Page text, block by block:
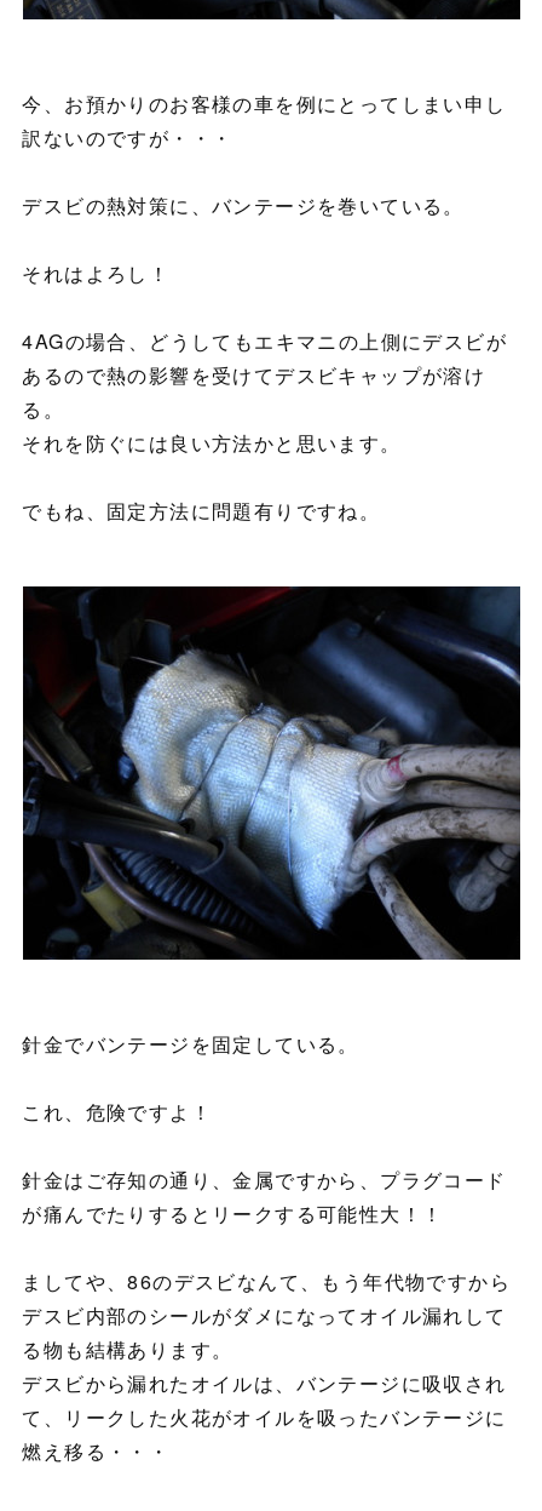
今、お預かりのお客様の車を例にとってしまい申し
訳ないのですが・・・
デスビの熱対策に、バンテージを巻いている。
それはよろし！
4AGの場合、どうしてもエキマニの上側にデスビが
あるので熱の影響を受けてデスビキャップが溶け
る。
それを防ぐには良い方法かと思います。
でもね、固定方法に問題有りですね。
針金でバンテージを固定している。
これ、危険ですよ！
針金はご存知の通り、金属ですから、プラグコード
が痛んでたりするとリークする可能性大！！
ましてや、86のデスビなんて、もう年代物ですから
デスビ内部のシールがダメになってオイル漏れして
る物も結構あります。
デスビから漏れたオイルは、バンテージに吸収され
て、リークした火花がオイルを吸ったバンテージに
燃え移る・・・